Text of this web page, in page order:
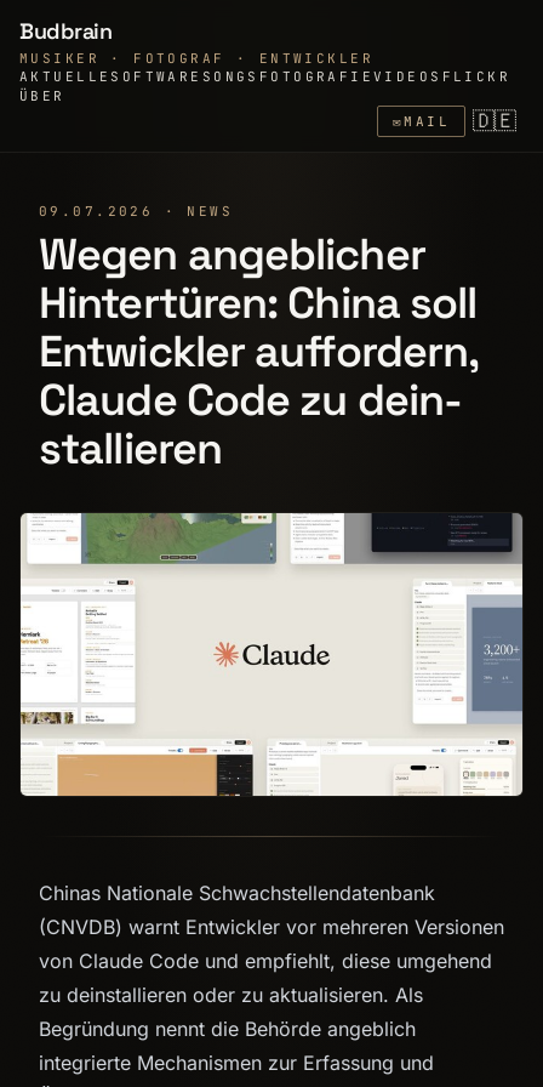
Budbrain
MUSIKER · FOTOGRAF · ENTWICKLER
AKTUELLE SOFTWARE SONGS FOTOGRAFIEVIDEOS FLICKR
ÜBER
✉MAIL 🇩🇪
09.07.2026 · NEWS
Wegen angeblicher
Hintertüren: China soll
Entwickler auf­for­dern,
Claude Code zu dein­
stallieren
Chinas Nationale Schwachstellendatenbank
(CNVDB) warnt Entwickler vor mehreren Versionen
von Claude Code und empfiehlt, diese umgehend
zu deinstallieren oder zu aktualisieren. Als
Begründung nennt die Behörde angeblich
integrierte Mechanismen zur Erfassung und